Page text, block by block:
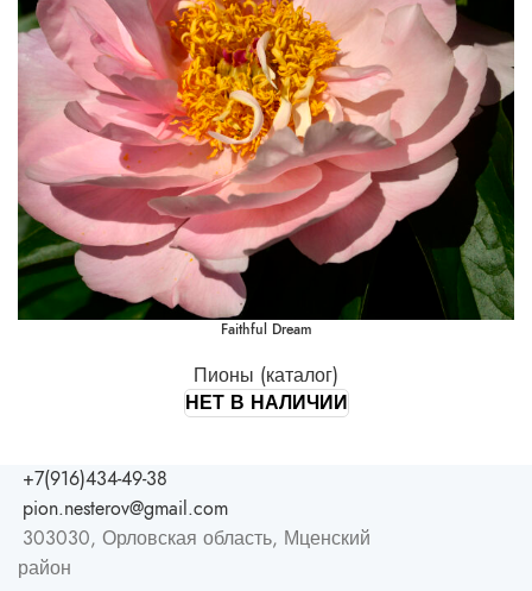
Faithful Dream
Пионы (каталог)
НЕТ В НАЛИЧИИ
+7(916)434-49-38
pion.nesterov@gmail.com
303030, Орловская область, Мценский
район